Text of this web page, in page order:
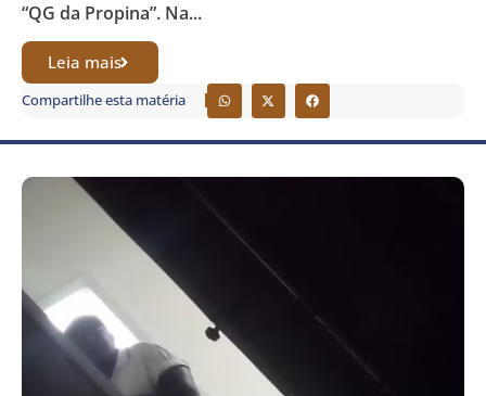
“QG da Propina”. Na...
Leia mais
Compartilhe esta matéria